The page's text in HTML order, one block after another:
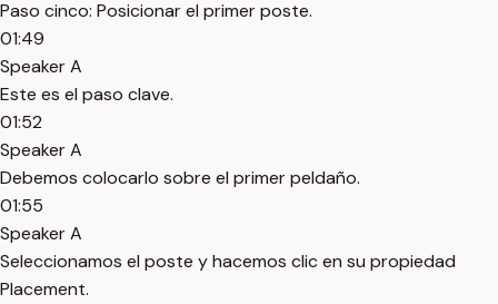
Paso cinco: Posicionar el primer poste.
01:49
Speaker A
Este es el paso clave.
01:52
Speaker A
Debemos colocarlo sobre el primer peldaño.
01:55
Speaker A
Seleccionamos el poste y hacemos clic en su propiedad
Placement.